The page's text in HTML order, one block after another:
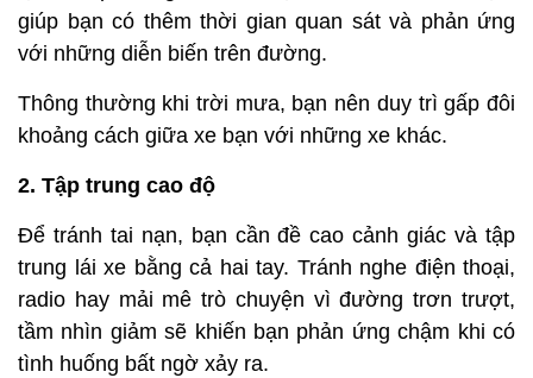
giúp bạn có thêm thời gian quan sát và phản ứng
với những diễn biến trên đường.
Thông thường khi trời mưa, bạn nên duy trì gấp đôi
khoảng cách giữa xe bạn với những xe khác.
2. Tập trung cao độ
Để tránh tai nạn, bạn cần đề cao cảnh giác và tập
trung lái xe bằng cả hai tay. Tránh nghe điện thoại,
radio hay mải mê trò chuyện vì đường trơn trượt,
tầm nhìn giảm sẽ khiến bạn phản ứng chậm khi có
tình huống bất ngờ xảy ra.